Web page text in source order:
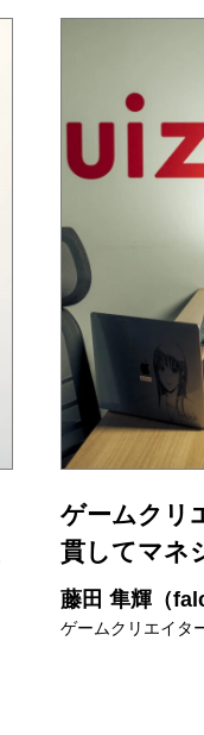
ゲームクリ
貫してマネ
藤田 隼輝（
ゲームクリエイタ